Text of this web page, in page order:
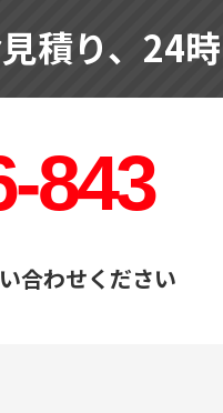
積り、 24
843
合わせください